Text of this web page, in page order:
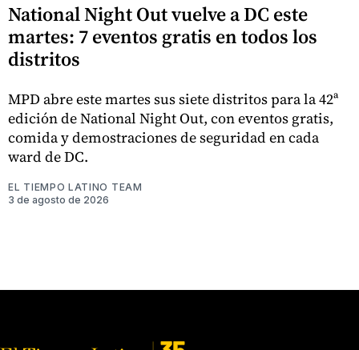
National Night Out vuelve a DC este
martes: 7 eventos gratis en todos los
distritos
MPD abre este martes sus siete distritos para la 42ª
edición de National Night Out, con eventos gratis,
comida y demostraciones de seguridad en cada
ward de DC.
EL TIEMPO LATINO TEAM
3 de agosto de 2026